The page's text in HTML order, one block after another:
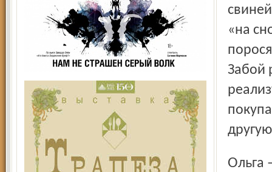
«на
Забой
Ольга – свиновод в третьем поколении. Получив